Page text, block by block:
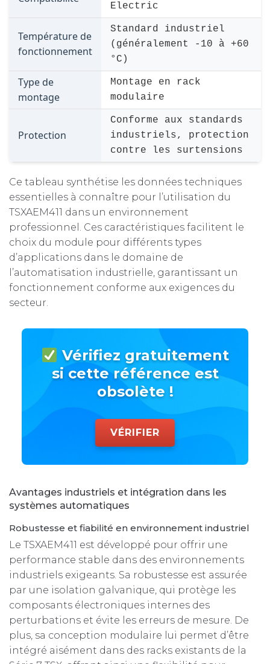
Electric
Température de
fonctionnement
Standard industriel
(généralement -10 à +60
°C)
Type de
montage
Montage en rack
modulaire
Protection
Conforme aux standards
industriels, protection
contre les surtensions
Ce tableau synthétise les données techniques
essentielles à connaître pour l’utilisation du
TSXAEM411 dans un environnement
professionnel. Ces caractéristiques facilitent le
choix du module pour différents types
d’applications dans le domaine de
l’automatisation industrielle, garantissant un
fonctionnement conforme aux exigences du
secteur.
Vérifiez gratuitement
si cette référence est
obsolète !
VÉRIFIER
Avantages industriels et intégration dans les
systèmes automatiques
Robustesse et fiabilité en environnement industriel
Le TSXAEM411 est développé pour offrir une
performance stable dans des environnements
industriels exigeants. Sa robustesse est assurée
par une isolation galvanique, qui protège les
composants électroniques internes des
perturbations et évite les erreurs de mesure. De
plus, sa conception modulaire lui permet d’être
intégré aisément dans des racks existants de la